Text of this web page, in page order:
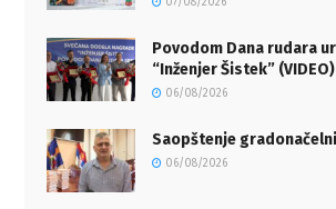
Povodom Dana rudara
“Inženjer Šistek” (VIDEO)
06/08/2026
Saopštenje
06/08/2026